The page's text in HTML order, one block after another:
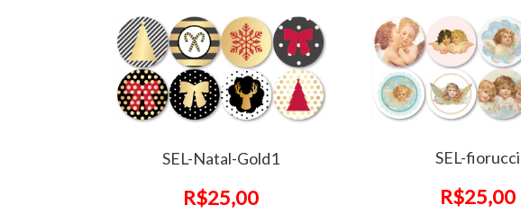
SEL-Natal-Gold1
R$25,00
SEL-fiorucci
R$25,00